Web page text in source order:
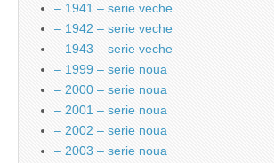
– 1941 – serie veche
– 1942 – serie veche
– 1943 – serie veche
– 1999 – serie noua
– 2000 – serie noua
– 2001 – serie noua
– 2002 – serie noua
– 2003 – serie noua